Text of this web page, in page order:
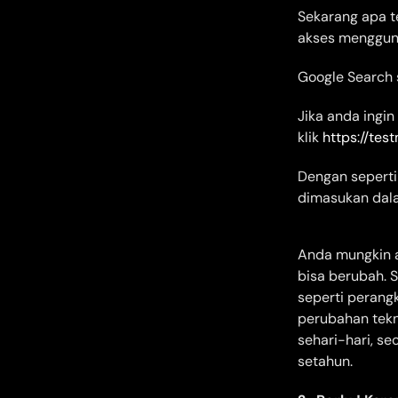
Sekarang apa
akses
Google
Jika anda
klik https://
Dengan
dimasukan
Anda mungkin
bisa berubah.
seperti
perubahan
sehari-hari,
setahun.